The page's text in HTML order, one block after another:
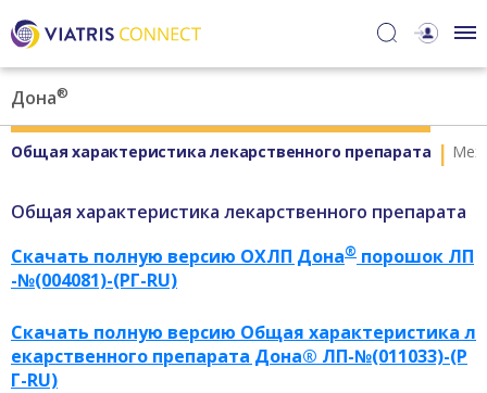
Дона®
Общая характеристика лекарственного препарата
Общая характеристика лекарственного препарата
Скачать полную версию ОХЛП Дона® порошок ЛП
-№(004081)-(РГ-RU)
Скачать полную версию Общая характеристика л
екарственного препарата Дона® ЛП-№(011033)-(Р
Г-RU)